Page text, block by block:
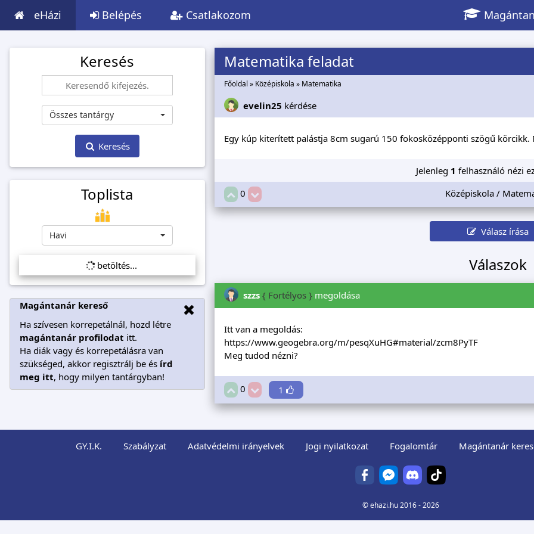
eHázi Belépés Csatlakozom
Keresés
Összes tantárgy
Keresés
Toplista
Havi
betöltés...
Magántanár kereső
Ha szívesen korrepetálnál, hozd létre
magántanár profilodat itt.
Ha diák vagy és korrepetálásra van
szükséged, akkor regisztrálj be és írd
meg itt, hogy milyen tantárgyban!
Matematika feladat
Főoldal » Középiskola » Matematika
evelin25 kérdése
Egy kúp kiterített palástja 8cm sugarú 150 fokosközépponti szögű körcikk.
Jelenleg 1 felhasználó nézi
0
Középiskola /
Válasz írása
Válaszok
szzs { Fortélyos }megoldása
Itt van a megoldás:
https://www.geogebra.org/m/pesqXuHG#material/zcm8PyTF
Meg tudod nézni?
0 1
GY.I.K. Szabályzat Adatvédelmi irányelvek Jogi nyilatkozat Fogalomtár Magántanár
©ehazi.hu2016 - 2026